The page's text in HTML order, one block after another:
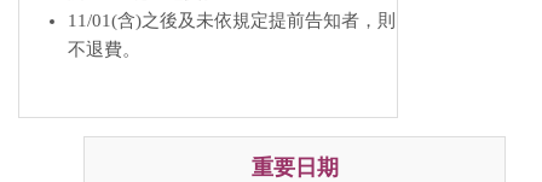
11/01(含)之後及未依規定提前告知者，則
不退費。
重要日期